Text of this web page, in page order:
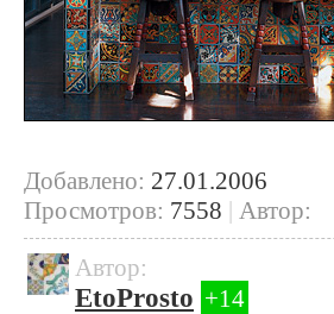
Добавлено: 27.01.2006
Просмотров: 7558 | Автор:
Автор:
EtoProsto +14